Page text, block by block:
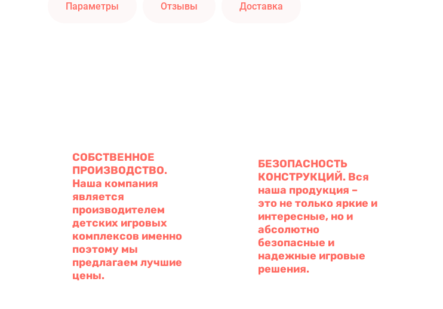
Параметры Отзывы Доставка
СОБСТВЕННОЕ
ПРОИЗВОДСТВО.
Наша компания
является
производителем
детских игровых
комплексов именно
поэтому мы
предлагаем лучшие
цены.
БЕЗОПАСНОСТЬ
КОНСТРУКЦИЙ. Вся
наша продукция –
это не только яркие и
интересные, но и
абсолютно
безопасные и
надежные игровые
решения.